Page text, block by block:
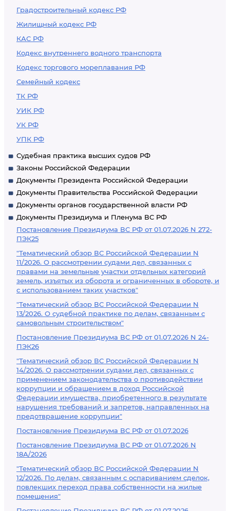
Градостроительный кодекс РФ
Жилищный кодекс РФ
КАС РФ
Кодекс внутреннего водного транспорта
Кодекс торгового мореплавания РФ
Семейный кодекс
ТК РФ
УИК РФ
УК РФ
УПК РФ
Судебная практика высших судов РФ
Законы Российской Федерации
Документы Президента Российской Федерации
Документы Правительства Российской Федерации
Документы органов государственной власти РФ
Документы Президиума и Пленума ВС РФ
Постановление Президиума ВС РФ от 01.07.2026 N 272-
ПЭК25
"Тематический обзор ВС Российской Федерации N
11/2026. О рассмотрении судами дел, связанных с
правами на земельные участки отдельных категорий
земель, изъятых из оборота и ограниченных в обороте, и
с использованием таких участков"
"Тематический обзор ВС Российской Федерации N
13/2026. О судебной практике по делам, связанным с
самовольным строительством"
Постановление Президиума ВС РФ от 01.07.2026 N 24-
ПЭК26
"Тематический обзор ВС Российской Федерации N
14/2026. О рассмотрении судами дел, связанных с
применением законодательства о противодействии
коррупции и обращением в доход Российской
Федерации имущества, приобретенного в результате
нарушения требований и запретов, направленных на
предотвращение коррупции"
Постановление Президиума ВС РФ от 01.07.2026
Постановление Президиума ВС РФ от 01.07.2026 N
18А/2026
"Тематический обзор ВС Российской Федерации N
12/2026. По делам, связанным с оспариванием сделок,
повлекших переход права собственности на жилые
помещения"